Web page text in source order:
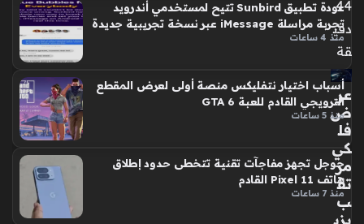
44
دقي
قة
عر
ض
فل
كي
مر
تق
ب
يزي
واحد بشكل مرن، حيث وسعت الشركة نطاق ميزاتها لتشمل أجهزة
أندرويد وآيفون، مما يمنح المشتركين حرية أكبر في التنقل بين
هواتفهم…
عودة تطبيق Sunbird تتيح لمستخدمي أندرويد
تجربة مراسلة iMessage عبر نسخة تجريبية جديدة
منذ 4 ساعات
أسباب اختيار نتفليكس منصة أولى لعرض المقطع
الترويجي القادم للعبة GTA 6
منذ 5 ساعات
جوجل تجهز مفاجآت تقنية تتخطى حدود إطلاق
هاتف Pixel 11 القادم
منذ 7 ساعات